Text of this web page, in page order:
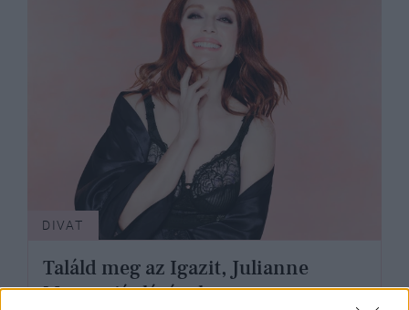
DIVAT
Találd meg az Igazit, Julianne
Moore ajánlásával